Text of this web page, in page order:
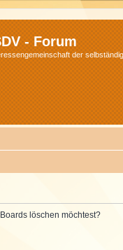
- Forum
der
löschen möchtest?